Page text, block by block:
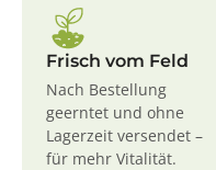
Frisch vom Feld
Nach Bestellung
geerntet und ohne
Lagerzeit versendet –
für mehr Vitalität.